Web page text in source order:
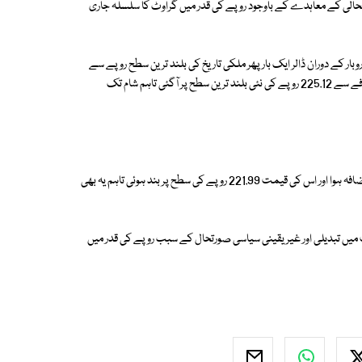
کے معاہدے کے باوجود روپے کی قدر میں گراوٹ کا سلسلہ جاری
کے دوران ڈالر ایک بار پھر ملکی تاریخ کی بلند ترین سطح روپے سے
تجاوز کرگیا۔ ایک موقع پر انٹربینک مارکیٹ میں ڈالر کی قدر 9.92 روپے کے اضافے سے 225.12 روپے کی نئی بلند ترین سطح پر آگئی تاہم شام تک
منگل کو مارکیٹ بند ہونے تک مجموعی طور پر ڈالر کی قدر میں 6.79 روپے کا اضافہ ہوا اور اس کی قیمت 221.99 روپے کی سطح پر بند ہوئی تاہم یہ بھی
تبدیلی اور غیر یقینی سیاسی صورتحال کے سبب روپے کی قدر میں